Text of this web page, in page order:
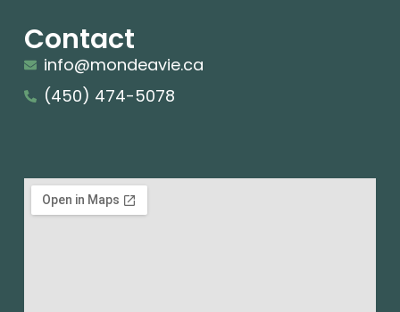
Contact
info@mondeavie.ca
(450) 474-5078